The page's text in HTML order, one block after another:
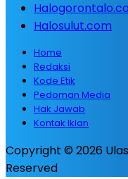
Halosulut.com
Home
Redaksi
Kode Etik
Pedoman Media
Hak Jawab
Kontak Iklan
Copyright © 2026
Reserved